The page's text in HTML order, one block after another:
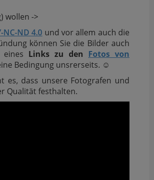
wollen ->
NC-ND 4.0 und vor allem auch die
können Sie die Bilder auch
Links zu den Fotos von
Bedingung unsrerseits. ☺
es, dass unsere Fotografen und
Qualität festhalten.